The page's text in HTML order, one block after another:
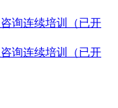
询连续培训（已开
询连续培训（已开